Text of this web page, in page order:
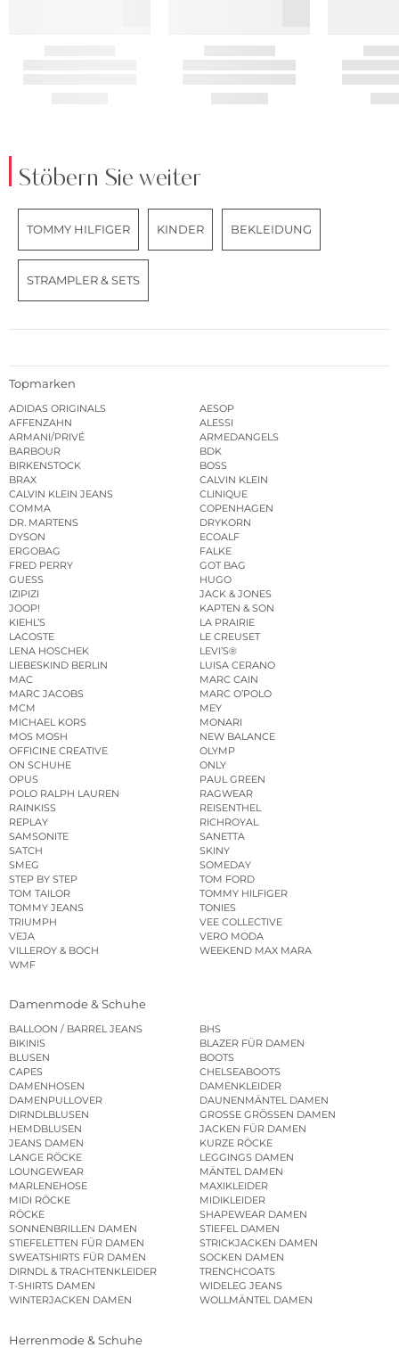
Stöbern Sie weiter
TOMMY HILFIGER KINDER BEKLEIDUNG
STRAMPLER & SETS
Topmarken
ADIDAS ORIGINALS
AESOP
AFFENZAHN
ALESSI
ARMANI/PRIVÉ
ARMEDANGELS
BARBOUR
BDK
BIRKENSTOCK
BOSS
BRAX
CALVIN KLEIN
CALVIN KLEIN JEANS
CLINIQUE
COMMA
COPENHAGEN
DR. MARTENS
DRYKORN
DYSON
ECOALF
ERGOBAG
FALKE
FRED PERRY
GOT BAG
GUESS
HUGO
IZIPIZI
JACK & JONES
JOOP!
KAPTEN & SON
KIEHL’S
LA PRAIRIE
LACOSTE
LE CREUSET
LENA HOSCHEK
LEVI’S®
LIEBESKIND BERLIN
LUISA CERANO
MAC
MARC CAIN
MARC JACOBS
MARC O’POLO
MCM
MEY
MICHAEL KORS
MONARI
MOS MOSH
NEW BALANCE
OFFICINE CREATIVE
OLYMP
ON SCHUHE
ONLY
OPUS
PAUL GREEN
POLO RALPH LAUREN
RAGWEAR
RAINKISS
REISENTHEL
REPLAY
RICHROYAL
SAMSONITE
SANETTA
SATCH
SKINY
SMEG
SOMEDAY
STEP BY STEP
TOM FORD
TOM TAILOR
TOMMY HILFIGER
TOMMY JEANS
TONIES
TRIUMPH
VEE COLLECTIVE
VEJA
VERO MODA
VILLEROY & BOCH
WEEKEND MAX MARA
WMF
Damenmode & Schuhe
BALLOON / BARREL JEANS
BHS
BIKINIS
BLAZER FÜR DAMEN
BLUSEN
BOOTS
CAPES
CHELSEABOOTS
DAMENHOSEN
DAMENKLEIDER
DAMENPULLOVER
DAUNENMÄNTEL DAMEN
DIRNDLBLUSEN
GROSSE GRÖSSEN DAMEN
HEMDBLUSEN
JACKEN FÜR DAMEN
JEANS DAMEN
KURZE RÖCKE
LANGE RÖCKE
LEGGINGS DAMEN
LOUNGEWEAR
MÄNTEL DAMEN
MARLENEHOSE
MAXIKLEIDER
MIDI RÖCKE
MIDIKLEIDER
RÖCKE
SHAPEWEAR DAMEN
SONNENBRILLEN DAMEN
STIEFEL DAMEN
STIEFELETTEN FÜR DAMEN
STRICKJACKEN DAMEN
SWEATSHIRTS FÜR DAMEN
SOCKEN DAMEN
DIRNDL & TRACHTENKLEIDER
TRENCHCOATS
T-SHIRTS DAMEN
WIDELEG JEANS
WINTERJACKEN DAMEN
WOLLMÄNTEL DAMEN
Herrenmode & Schuhe